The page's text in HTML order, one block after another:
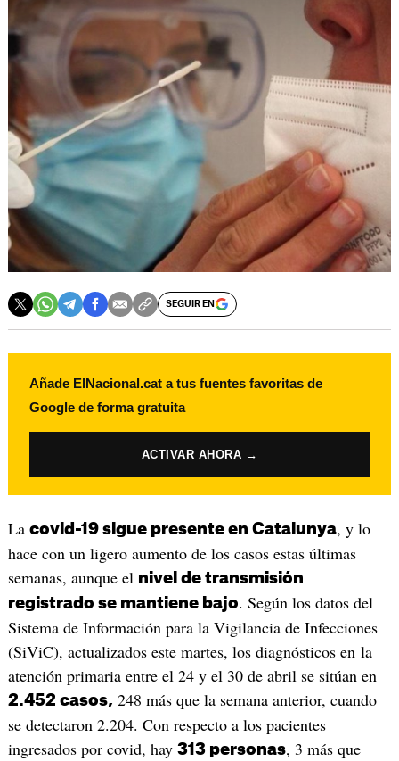
SEGUIR EN
Añade ElNacional.cat a tus fuentes favoritas de
Google de forma gratuita
ACTIVAR AHORA →
La covid-19 sigue presente en Catalunya, y lo
hace con un ligero aumento de los casos estas últimas
semanas, aunque el nivel de transmisión
registrado se mantiene bajo. Según los datos del
Sistema de Información para la Vigilancia de Infecciones
(SiViC), actualizados este martes, los diagnósticos en la
atención primaria entre el 24 y el 30 de abril se sitúan en
2.452 casos, 248 más que la semana anterior, cuando
se detectaron 2.204. Con respecto a los pacientes
ingresados por covid, hay 313 personas, 3 más que